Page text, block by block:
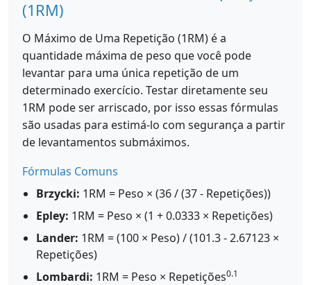
(1RM)
O Máximo de Uma Repetição (1RM) é a
quantidade máxima de peso que você pode
levantar para uma única repetição de um
determinado exercício. Testar diretamente seu
1RM pode ser arriscado, por isso essas fórmulas
são usadas para estimá-lo com segurança a partir
de levantamentos submáximos.
Fórmulas Comuns
Brzycki: 1RM = Peso × (36 / (37 - Repetições))
Epley: 1RM = Peso × (1 + 0.0333 × Repetições)
Lander: 1RM = (100 × Peso) / (101.3 - 2.67123 ×
Repetições)
Lombardi: 1RM = Peso × Repetições0.1